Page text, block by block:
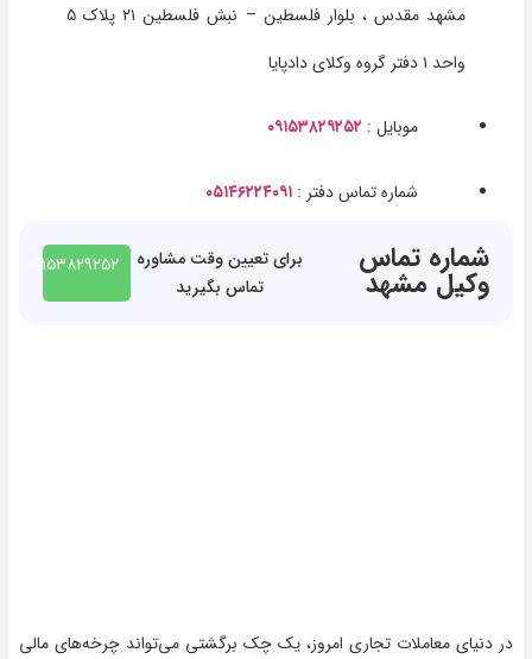
مشهد مقدس ، بلوار فلسطین – نبش فلسطین ۲۱ پلاک ۵
واحد ۱ دفتر گروه وکلای دادپایا
موبایل : ۰۹۱۵۳۸۲۹۲۵۲
شماره تماس دفتر : ۰۵۱۴۶۲۲۴۰۹۱
شماره تماس
وکیل مشهد
برای تعیین وقت مشاوره
تماس بگیرید
۰۹۱۵۳۸۲۹۲۵۲
در دنیای معاملات تجاری امروز، یک چک برگشتی می‌تواند چرخه‌های مالی